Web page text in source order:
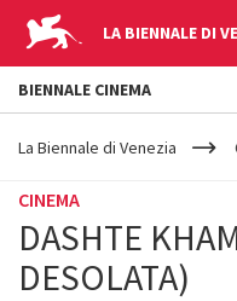
LA BIENNALE DI
YOUR
ARE
La Biennale di Venezia
CINEMA
DASHTE
DESOLATA)
BIENNALE CINEMA